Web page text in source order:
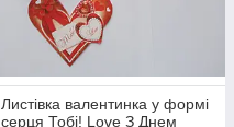
Листівка валентинка у формі
серця Тобі! Love З Днем